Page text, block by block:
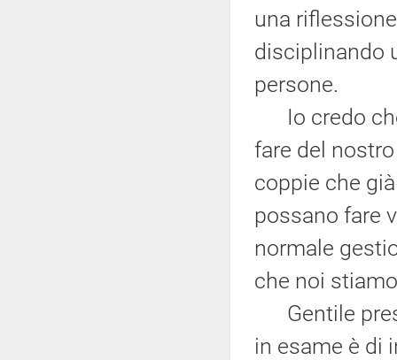
una
disciplinando
persone.
Io credo
fare del
coppie che
possano fare
normale
che noi
Gentile
in esame è di